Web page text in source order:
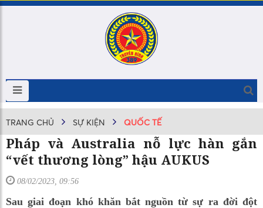
TRANG CHỦ SỰ KIỆN QUỐC TẾ
Pháp và Australia nỗ lực hàn gắn
“vết thương lòng” hậu AUKUS
08/02/2023, 09:56
Sau giai đoạn khó khăn bắt nguồn từ sự ra đời đột